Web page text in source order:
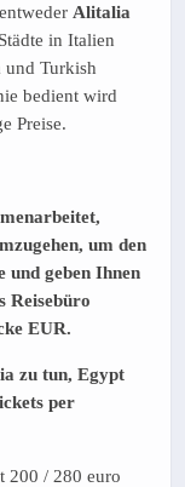
entweder Alitalia
in Italien
und Turkish
bedient wird
Preise.
um den
und geben Ihnen
Reisebüro
EUR.
zu tun, Egypt
per
200 / 280 euro